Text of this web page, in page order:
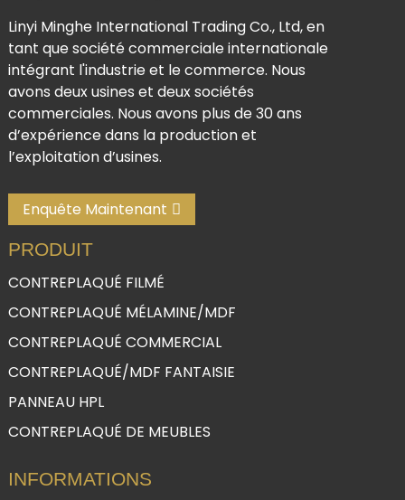
Linyi Minghe International Trading Co., Ltd, en
tant que société commerciale internationale
intégrant l'industrie et le commerce. Nous
avons deux usines et deux sociétés
commerciales. Nous avons plus de 30 ans
d’expérience dans la production et
l’exploitation d’usines.
Enquête Maintenant
PRODUIT
CONTREPLAQUÉ FILMÉ
CONTREPLAQUÉ MÉLAMINE/MDF
CONTREPLAQUÉ COMMERCIAL
CONTREPLAQUÉ/MDF FANTAISIE
PANNEAU HPL
CONTREPLAQUÉ DE MEUBLES
INFORMATIONS